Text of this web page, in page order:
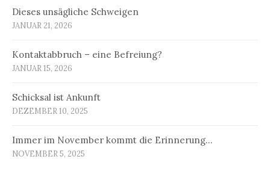
Dieses unsägliche Schweigen
JANUAR 21, 2026
Kontaktabbruch – eine Befreiung?
JANUAR 15, 2026
Schicksal ist Ankunft
DEZEMBER 10, 2025
Immer im November kommt die Erinnerung…
NOVEMBER 5, 2025